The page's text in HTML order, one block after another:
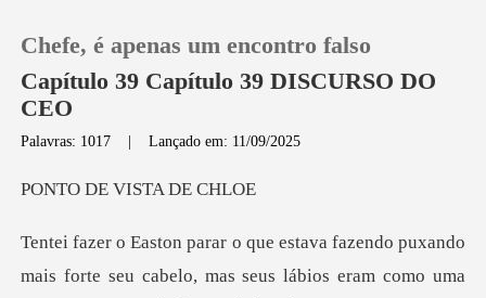
Histórico
Chefe, é apenas um encontro falso
Capítulo 39 Capítulo 39 DISCURSO DO
CEO
Palavras: 1017 |Lançado em: 11/09/2025
E VISTA
a